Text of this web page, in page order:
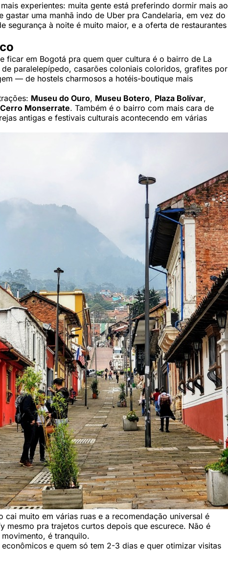
experientes: muita gente está preferindo dormir mais ao
uma manhã indo de Uber pra Candelaria, em vez do
segurança à noite é muito maior, e a oferta de restaurantes
ficar em Bogotá pra quem quer cultura é o bairro de La
paralelepípedo, casarões coloniais coloridos, grafites por
— de hostels charmosos a hotéis-boutique mais
Museu do Ouro, Museu Botero, Plaza Bolívar,
Cerro Monserrate. Também é o bairro com mais cara de
antigas e festivais culturais acontecendo em várias
cai muito em várias ruas e a recomendação universal é
mesmo pra trajetos curtos depois que escurece. Não é
é tranquilo.
e quem só tem 2-3 dias e quer otimizar visitas